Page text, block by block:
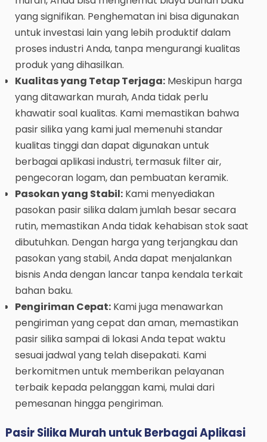
yang signifikan. Penghematan ini bisa digunakan
untuk investasi lain yang lebih produktif dalam
proses industri Anda, tanpa mengurangi kualitas
produk yang dihasilkan.
Kualitas yang Tetap Terjaga:Meskipun harga
yang ditawarkan murah, Anda tidak perlu
khawatir soal kualitas. Kami memastikan bahwa
pasir silika yang kami jual memenuhi standar
kualitas tinggi dan dapat digunakan untuk
berbagai aplikasi industri, termasuk filter air,
pengecoran logam, dan pembuatan keramik.
Pasokan yang Stabil:Kami menyediakan
pasokan pasir silika dalam jumlah besar secara
rutin, memastikan Anda tidak kehabisan stok saat
dibutuhkan. Dengan harga yang terjangkau dan
pasokan yang stabil, Anda dapat menjalankan
bisnis Anda dengan lancar tanpa kendala terkait
bahan baku.
Pengiriman Cepat:Kami juga menawarkan
pengiriman yang cepat dan aman, memastikan
pasir silika sampai di lokasi Anda tepat waktu
sesuai jadwal yang telah disepakati. Kami
berkomitmen untuk memberikan pelayanan
terbaik kepada pelanggan kami, mulai dari
pemesanan hingga pengiriman.
Pasir Silika Murah untuk Berbagai Aplikasi